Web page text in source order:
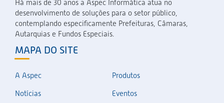
Há mais de 30 anos a Aspec Informática atua no
desenvolvimento de soluções para o setor público,
contemplando especificamente Prefeituras, Câmaras,
Autarquias e Fundos Especiais.
MAPA DO SITE
A Aspec
Produtos
Notícias
Eventos